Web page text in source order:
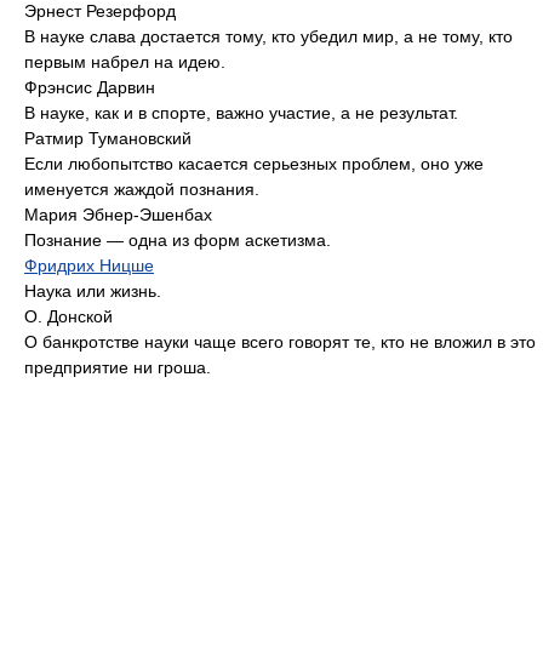
Эрнест Резерфорд
В науке слава достается тому, кто убедил мир, а не тому, кто
первым набрел на идею.
Фрэнсис Дарвин
В науке, как и в спорте, важно участие, а не результат.
Ратмир Тумановский
Если любопытство касается серьезных проблем, оно уже
именуется жаждой познания.
Мария Эбнер-Эшенбах
Познание — одна из форм аскетизма.
Фридрих Ницше
Наука или жизнь.
О. Донской
О банкротстве науки чаще всего говорят те, кто не вложил в это
предприятие ни гроша.